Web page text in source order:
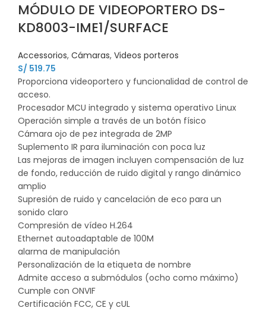
MÓDULO DE VIDEOPORTERO DS-
KD8003-IME1/SURFACE
Accessorios, Cámaras, Videos porteros
S/ 519.75
Proporciona videoportero y funcionalidad de control de
acceso.
Procesador MCU integrado y sistema operativo Linux
Operación simple a través de un botón físico
Cámara ojo de pez integrada de 2MP
Suplemento IR para iluminación con poca luz
Las mejoras de imagen incluyen compensación de luz
de fondo, reducción de ruido digital y rango dinámico
amplio
Supresión de ruido y cancelación de eco para un
sonido claro
Compresión de vídeo H.264
Ethernet autoadaptable de 100M
alarma de manipulación
Personalización de la etiqueta de nombre
Admite acceso a submódulos (ocho como máximo)
Cumple con ONVIF
Certificación FCC, CE y cUL